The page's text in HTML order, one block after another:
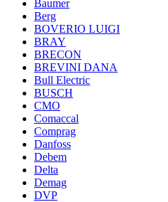
Baumer
Berg
BOVERIO LUIGI
BRAY
BRECON
BREVINI DANA
Bull Electric
BUSCH
CMO
Comaccal
Comprag
Danfoss
Debem
Delta
Demag
DVP